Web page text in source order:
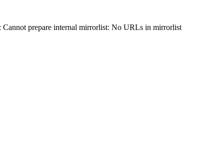
prepare internal mirrorlist: No URLs in mirrorlist